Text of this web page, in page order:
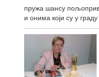
пружа шансу
и онима који су у